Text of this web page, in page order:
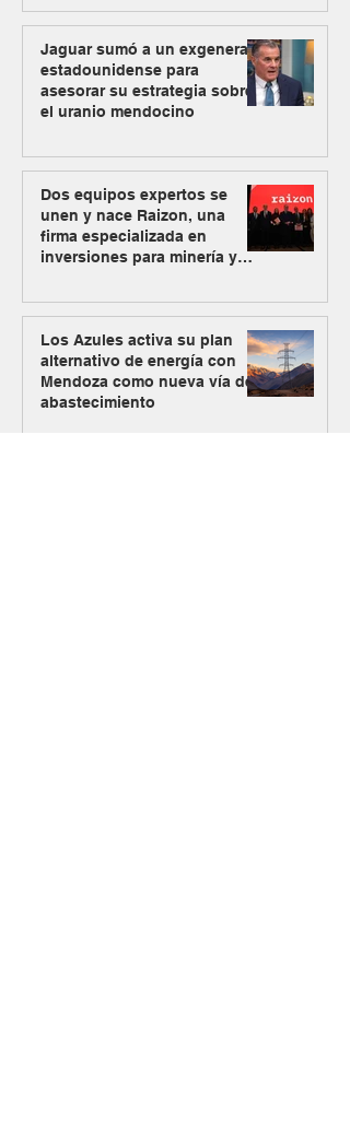
Jaguar sumó a un exgeneral
estadounidense para
asesorar su estrategia sobre
el uranio mendocino
Dos equipos expertos se
unen y nace Raizon, una
firma especializada en
inversiones para minería y
Los Azules activa su plan
alternativo de energía con
Mendoza como nueva vía de
abastecimiento